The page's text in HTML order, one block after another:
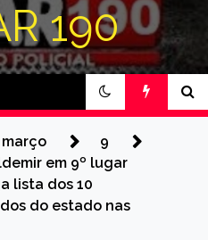
190
março
9
em 9º lugar
lista dos 10
do estado nas